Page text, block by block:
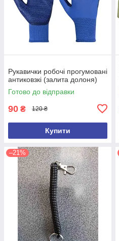
Рукавички робочі прогумовані
антиковзкі (залита долоня)
Готово до відправки
90 ₴ 120 ₴
Купити
–21%